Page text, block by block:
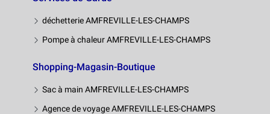
déchetterie AMFREVILLE-LES-CHAMPS
Pompe à chaleur AMFREVILLE-LES-CHAMPS
Shopping-Magasin-Boutique
Sac à main AMFREVILLE-LES-CHAMPS
Agence de voyage AMFREVILLE-LES-CHAMPS